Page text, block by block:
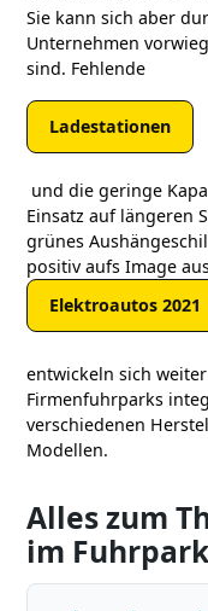
Sie kann sich aber
Unternehmen
sind. Fehlende
Ladestationen
und die geringe
Einsatz auf längeren
grünes
positiv aufs Image
Elektroautos 2021
entwickeln sich
Firmenfuhrparks
verschiedenen
Modellen.
Alles zum
im Fuhrpark